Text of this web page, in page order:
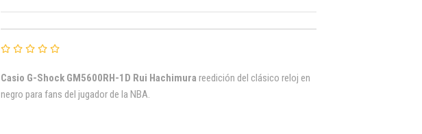
Casio G-Shock GM5600RH-1D Rui Hachimura reedición del clásico reloj en
negro para fans del jugador de la NBA.